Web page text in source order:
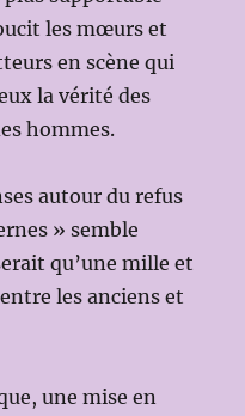
les mœurs et
en scène qui
la vérité des
hommes.
autour du refus
» semble
qu’une mille et
les anciens et
une mise en